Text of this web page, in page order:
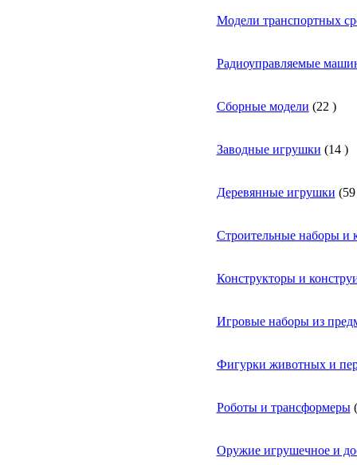
Модели транспортных
Радиоуправляемые
Сборные модели (22 )
Заводные игрушки (14)
Деревянные игрушки (59
Строительные наборы и
Конструкторы и
Игровые наборы из
Фигурки животных и
Роботы и трансформеры(
Оружие игрушечное и